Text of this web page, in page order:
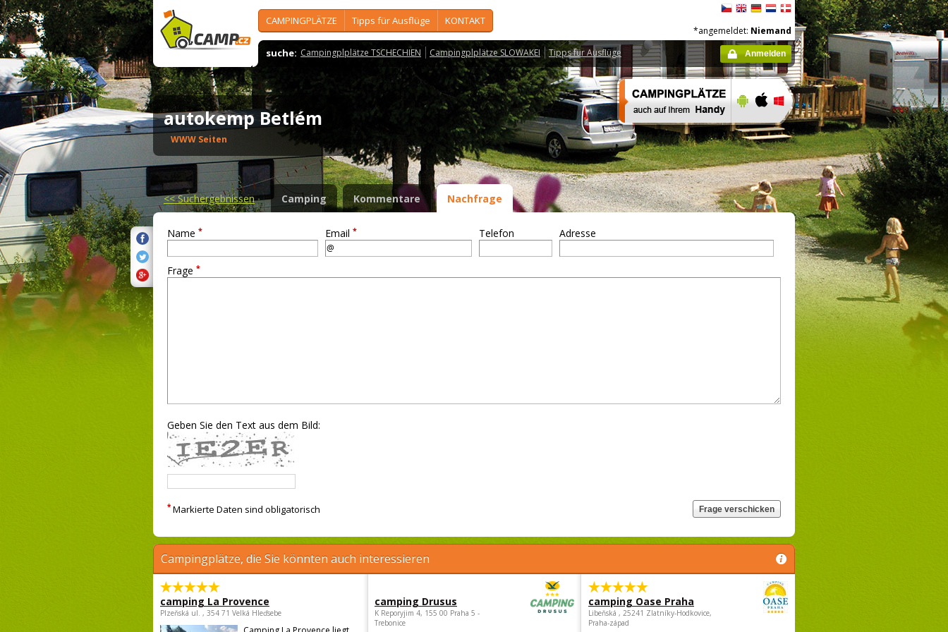
CAMPINGPLÄTZE Tipps für Ausflüge KONTAKT
suche: Campingplplätze TSCHECHIEN Campingplplätze SLOWAKEI Tipps für Ausflüge
*angemeldet: Niemand
Anmelden
autokemp Betlém
WWW Seiten
<<Suchergebnissen Camping Kommentare Nachfrage
Name * Email * Telefon Adresse
Frage *
Geben Sie den Text aus dem Bild:
* Markierte Daten sind obligatorisch
Campingplätze, die Sie könnten auch interessieren
camping La Provence
Plzeňská ul. , 354 71 Velká Hleďsebe
camping Drusus
K Reporyjim 4, 155 00 Praha 5 -
Trebonice
camping Oase Praha
Libeňská , 25241 Zlatníky-Hodkovice,
Praha-západ